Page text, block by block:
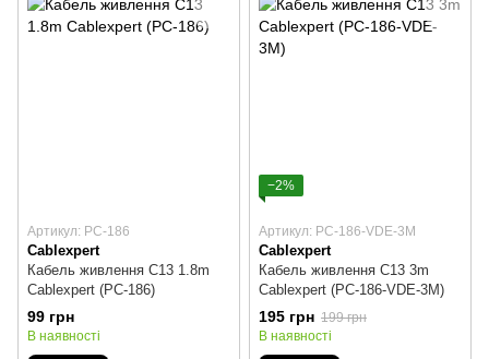
Артикул: PC-186
Cablexpert
Кабель живлення C13 1.8m
Cablexpert (PC-186)
99 грн
В наявності
−2%
Артикул: PC-186-VDE-3M
Cablexpert
Кабель живлення C13 3m
Cablexpert (PC-186-VDE-3M)
195 грн 199 грн
В наявності